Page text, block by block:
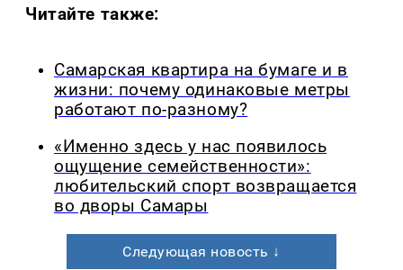
Читайте также:
Самарская квартира на бумаге и в
жизни: почему одинаковые метры
работают по-разному?
«Именно здесь у нас появилось
ощущение семейственности»:
любительский спорт возвращается
во дворы Самары
Следующая новость ↓